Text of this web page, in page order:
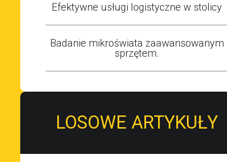
Efektywne usługi logistyczne w stolicy
Badanie mikroświata zaawansowanym
sprzętem.
LOSOWE ARTYKUŁY